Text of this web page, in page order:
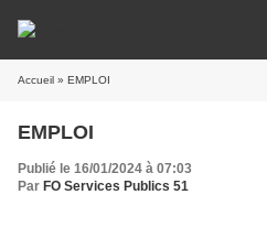
Accueil » EMPLOI
EMPLOI
Publié le 16/01/2024 à 07:03
Par FO Services Publics 51